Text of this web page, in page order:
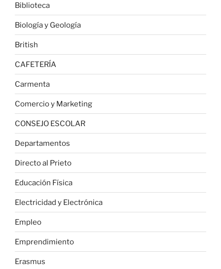
Biblioteca
Biología y Geología
British
CAFETERÍA
Carmenta
Comercio y Marketing
CONSEJO ESCOLAR
Departamentos
Directo al Prieto
Educación Física
Electricidad y Electrónica
Empleo
Emprendimiento
Erasmus